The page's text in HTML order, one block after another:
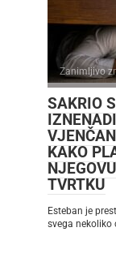
Zanimljivo
SAKRIO
KAKO
TVRTKU
Esteban je
svega nekoliko